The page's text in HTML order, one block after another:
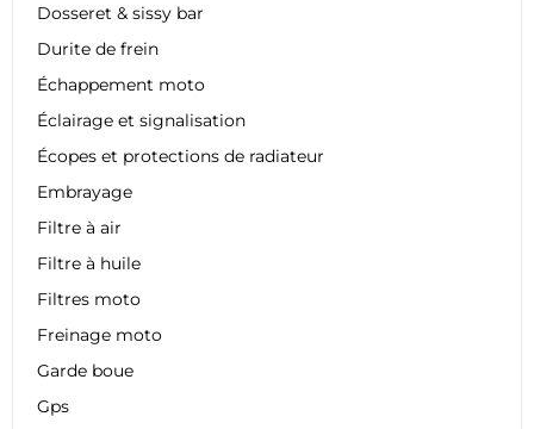
Dosseret & sissy bar
Durite de frein
Échappement moto
Éclairage et signalisation
Écopes et protections de radiateur
Embrayage
Filtre à air
Filtre à huile
Filtres moto
Freinage moto
Garde boue
Gps